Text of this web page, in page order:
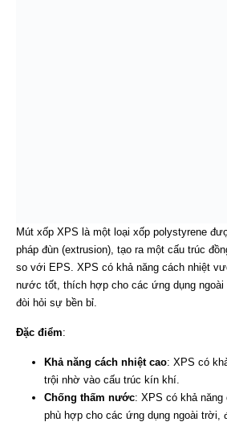
Mút xốp XPS là một loại xốp polystyrene
pháp đùn (extrusion), tạo ra một cấu trúc
so với EPS. XPS có khả năng cách nhiệt
nước tốt, thích hợp cho các ứng dụng
đòi hỏi sự bền bỉ.
Đặc điểm:
Khả năng cách nhiệt cao: XPS có
trội nhờ vào cấu trúc kín khí.
Chống thấm nước: XPS có khả năng
phù hợp cho các ứng dụng ngoài trời,